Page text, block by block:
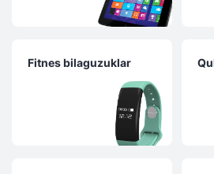
Fitnes bilaguzuklar